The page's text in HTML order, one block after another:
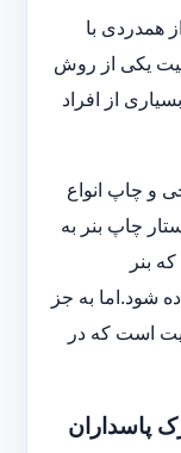
همدردی با
یکی از روش
از افراد
و چاپ انواع
چاپ بنر به
بنر
شود.اما به جز
است که در
پاسداران